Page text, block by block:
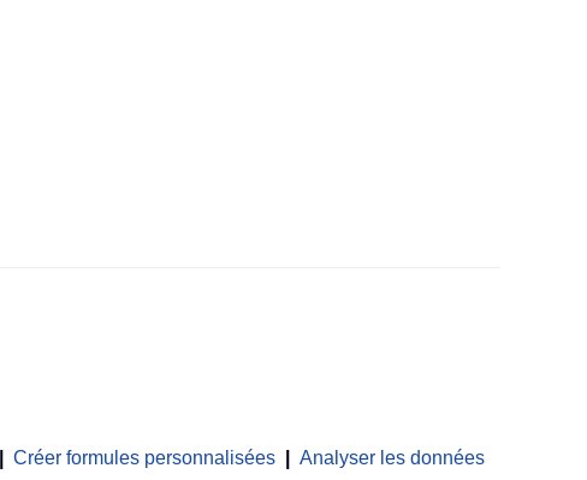
Créer formules personnalisées
Analyser les données